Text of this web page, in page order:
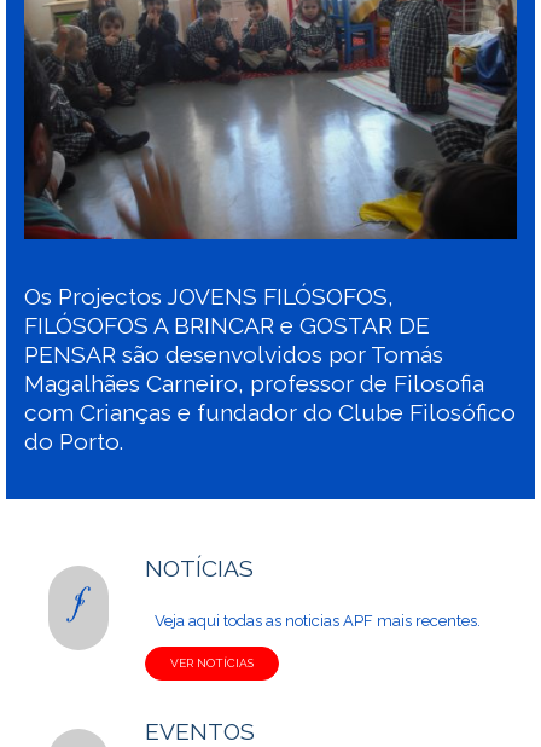
Os Projectos JOVENS FILÓSOFOS,
FILÓSOFOS A BRINCAR e GOSTAR DE
PENSAR são desenvolvidos por Tomás
Magalhães Carneiro, professor de Filosofia
com Crianças e fundador do Clube Filosófico
do Porto.
NOTÍCIAS
Veja aqui todas as noticias APF mais recentes.
VER NOTÍCIAS
EVENTOS